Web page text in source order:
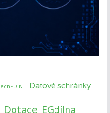
Datové schránky
Dotace EGdílna